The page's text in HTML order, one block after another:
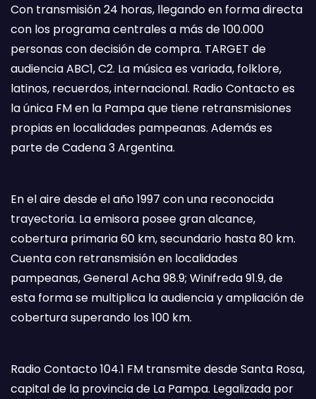
Con transmisión 24 horas, llegando en forma directa
con los programa centrales a más de 100.000
personas con decisión de compra. TARGET de
audiencia ABC1, C2. La música es variada, folklore,
latinos, recuerdos, internacional. Radio Contacto es
la única FM en la Pampa que tiene retransmisiones
propias en localidades pampeanas. Además es
parte de Cadena 3 Argentina.
En el aire desde el año 1997 con una reconocida
trayectoria. La emisora posee gran alcance,
cobertura primaria 60 km, secundario hasta 80 km.
Cuenta con retransmisión en localidades
pampeanas, General Acha 98.9; Winifreda 91.9, de
esta forma se multiplica la audiencia y ampliación de
cobertura superando los 100 km.
Radio Contacto 104.1 FM transmite desde Santa Rosa,
capital de la provincia de La Pampa. Legalizada por